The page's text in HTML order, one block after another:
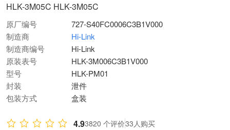
HLK-3M05C HLK-3M05C
原厂编号
727-S40FC0006C3B1V000
制造商
Hi-Link
制造商编号
Hi-Link
原装表号
HLK-3M006C3B1V000
型号
HLK-PM01
封装
泄件
包装方式
盒装
4.93820 个评价33人购买